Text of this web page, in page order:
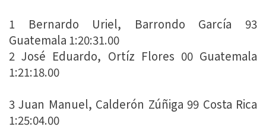
1 Bernardo Uriel, Barrondo García 93
Guatemala 1:20:31.00
2 José Eduardo, Ortíz Flores 00 Guatemala
1:21:18.00
3 Juan Manuel, Calderón Zúñiga 99 Costa Rica
1:25:04.00